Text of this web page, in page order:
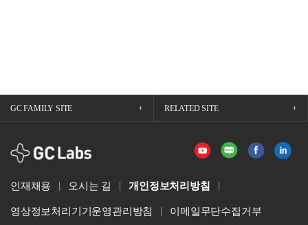
GC FAMILY SITE RELATED SITE
GCLabs
인재채용 오시는 길 개인정보처리방침
영상정보처리기기운영관리방침 이메일무단수집거부